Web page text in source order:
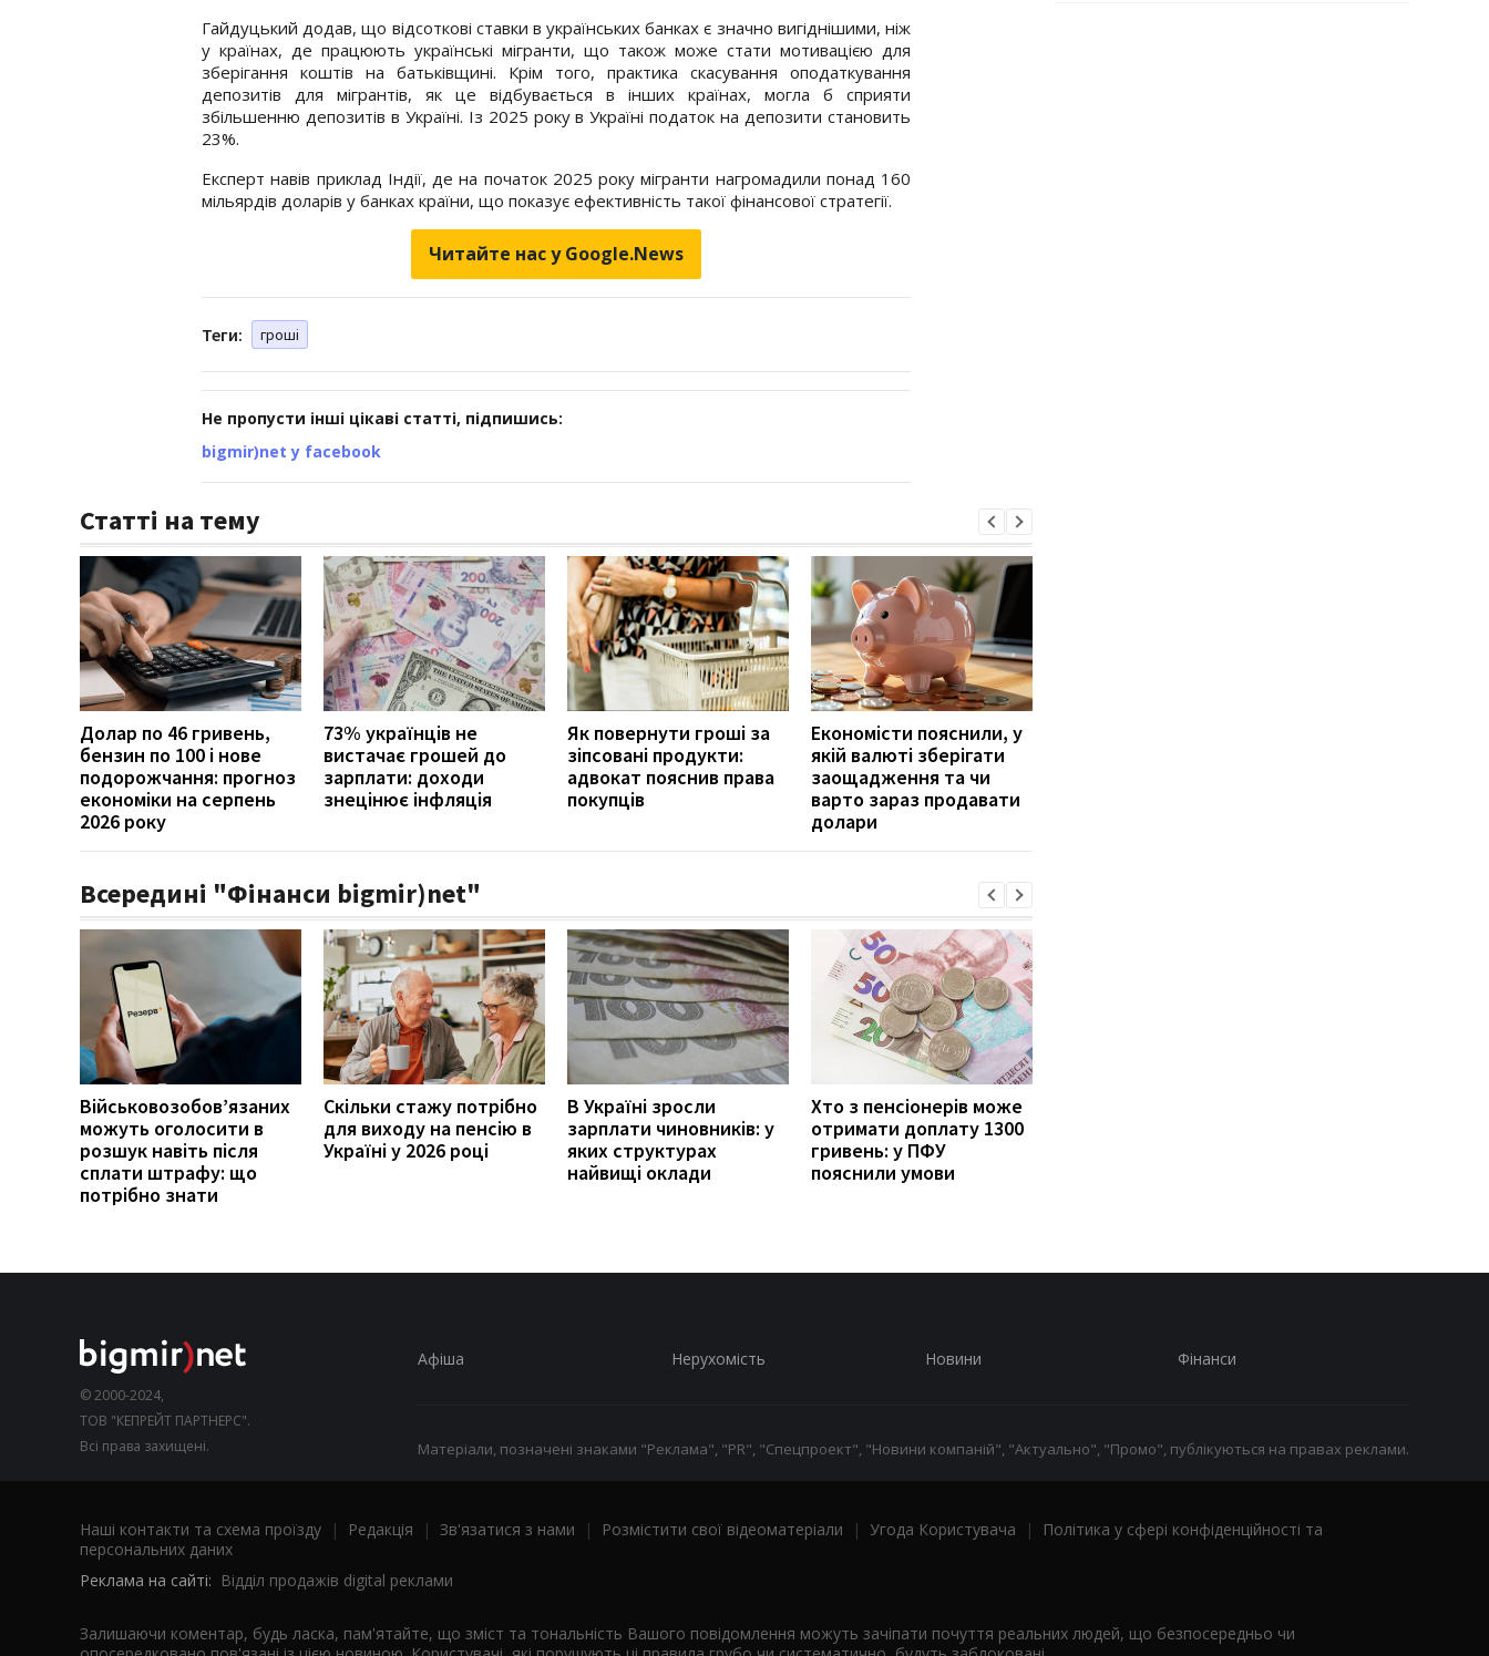
Гайдуцький додав, що відсоткові ставки в українських банках є значно вигіднішими, ніж
у країнах, де працюють українські мігранти, що також може стати мотивацією для
зберігання коштів на батьківщині. Крім того, практика скасування оподаткування
депозитів для мігрантів, як це відбувається в інших країнах, могла б сприяти
збільшенню депозитів в Україні. Із 2025 року в Україні податок на депозити становить
23%.
Експерт навів приклад Індії, де на початок 2025 року мігранти нагромадили понад 160
мільярдів доларів у банках країни, що показує ефективність такої фінансової стратегії.
Читайте нас у Google.News
Теги: гроші
Не пропусти інші цікаві статті, підпишись:
bigmir)net у facebook
Статті на тему
Долар по 46 гривень,
бензин по 100 і нове
подорожчання: прогноз
економіки на серпень
2026 року
73% українців не
вистачає грошей до
зарплати: доходи
знецінює інфляція
Як повернути гроші за
зіпсовані продукти:
адвокат пояснив права
покупців
Економісти пояснили, у
якій валюті зберігати
заощадження та чи
варто зараз продавати
долари
Всередині "Фінанси bigmir)net"
Військовозобов’язаних
можуть оголосити в
розшук навіть після
сплати штрафу: що
потрібно знати
Скільки стажу потрібно
для виходу на пенсію в
Україні у 2026 році
В Україні зросли
зарплати чиновників: у
яких структурах
найвищі оклади
Хто з пенсіонерів може
отримати доплату 1300
гривень: у ПФУ
пояснили умови
© 2000-2024,
ТОВ "КЕПРЕЙТ ПАРТНЕРС".
Всі права захищені.
Афіша Нерухомість Новини Фінанси
Матеріали, позначені знаками "Реклама", "PR", "Спецпроект", "Новини компаній", "Актуально", "Промо", публікуються на правах реклами.
Наші контакти та схема проїзду | Редакція | Зв'язатися з нами | Розмістити свої відеоматеріали | Угода Користувача |
Політика у сфері конфіденційності та
персональних даних
Реклама на сайті: Відділ продажів digital реклами
Залишаючи коментар, будь ласка, пам'ятайте, що зміст та тональність Вашого повідомлення можуть зачіпати почуття реальних людей, що безпосередньо чи